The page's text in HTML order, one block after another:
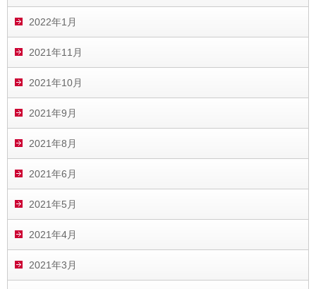
2022年1月
2021年11月
2021年10月
2021年9月
2021年8月
2021年6月
2021年5月
2021年4月
2021年3月